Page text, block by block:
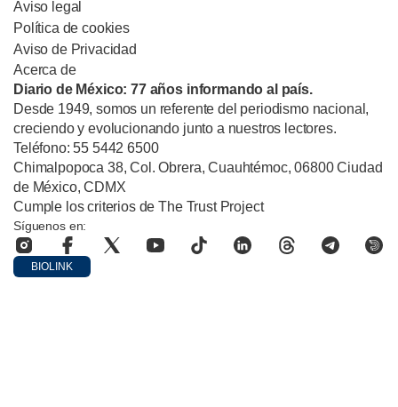
Aviso legal
Política de cookies
Aviso de Privacidad
Acerca de
Diario de México: 77 años informando al país.
Desde 1949, somos un referente del periodismo nacional,
creciendo y evolucionando junto a nuestros lectores.
Teléfono: 55 5442 6500
Chimalpopoca 38, Col. Obrera, Cuauhtémoc, 06800 Ciudad
de México, CDMX
Cumple los criterios de The Trust Project
Síguenos en:
BIOLINK